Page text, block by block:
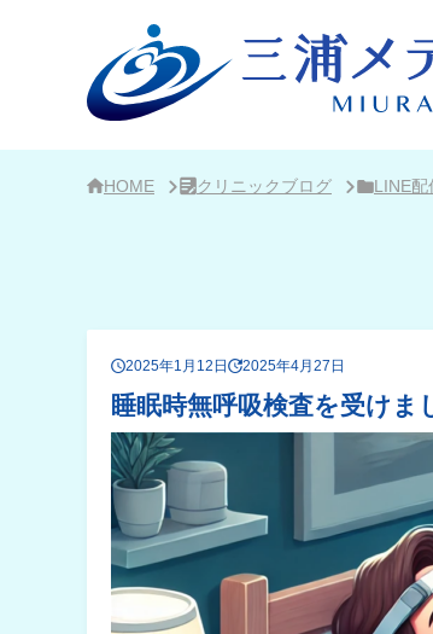
ッ
HOME クリニックブログ LINE配
2025年1月12日 2025年4月27日
睡眠時無呼吸検査を受けま